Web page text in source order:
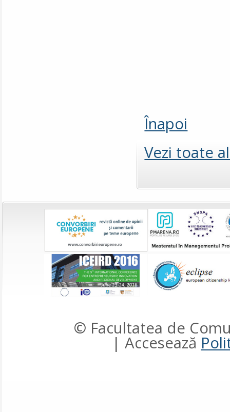
Înapoi
Vezi toate
© Facultatea de
| Accesează